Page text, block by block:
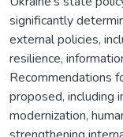
significantly
external policies,
resilience,
Recommendations
proposed, including
modernization,